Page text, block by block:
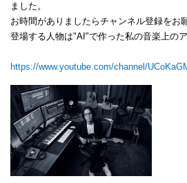
ました。
お時間がありましたらチャンネル登録をお
登場する人物は"AI"で作った私の音楽上のア
https://www.youtube.com/channel/